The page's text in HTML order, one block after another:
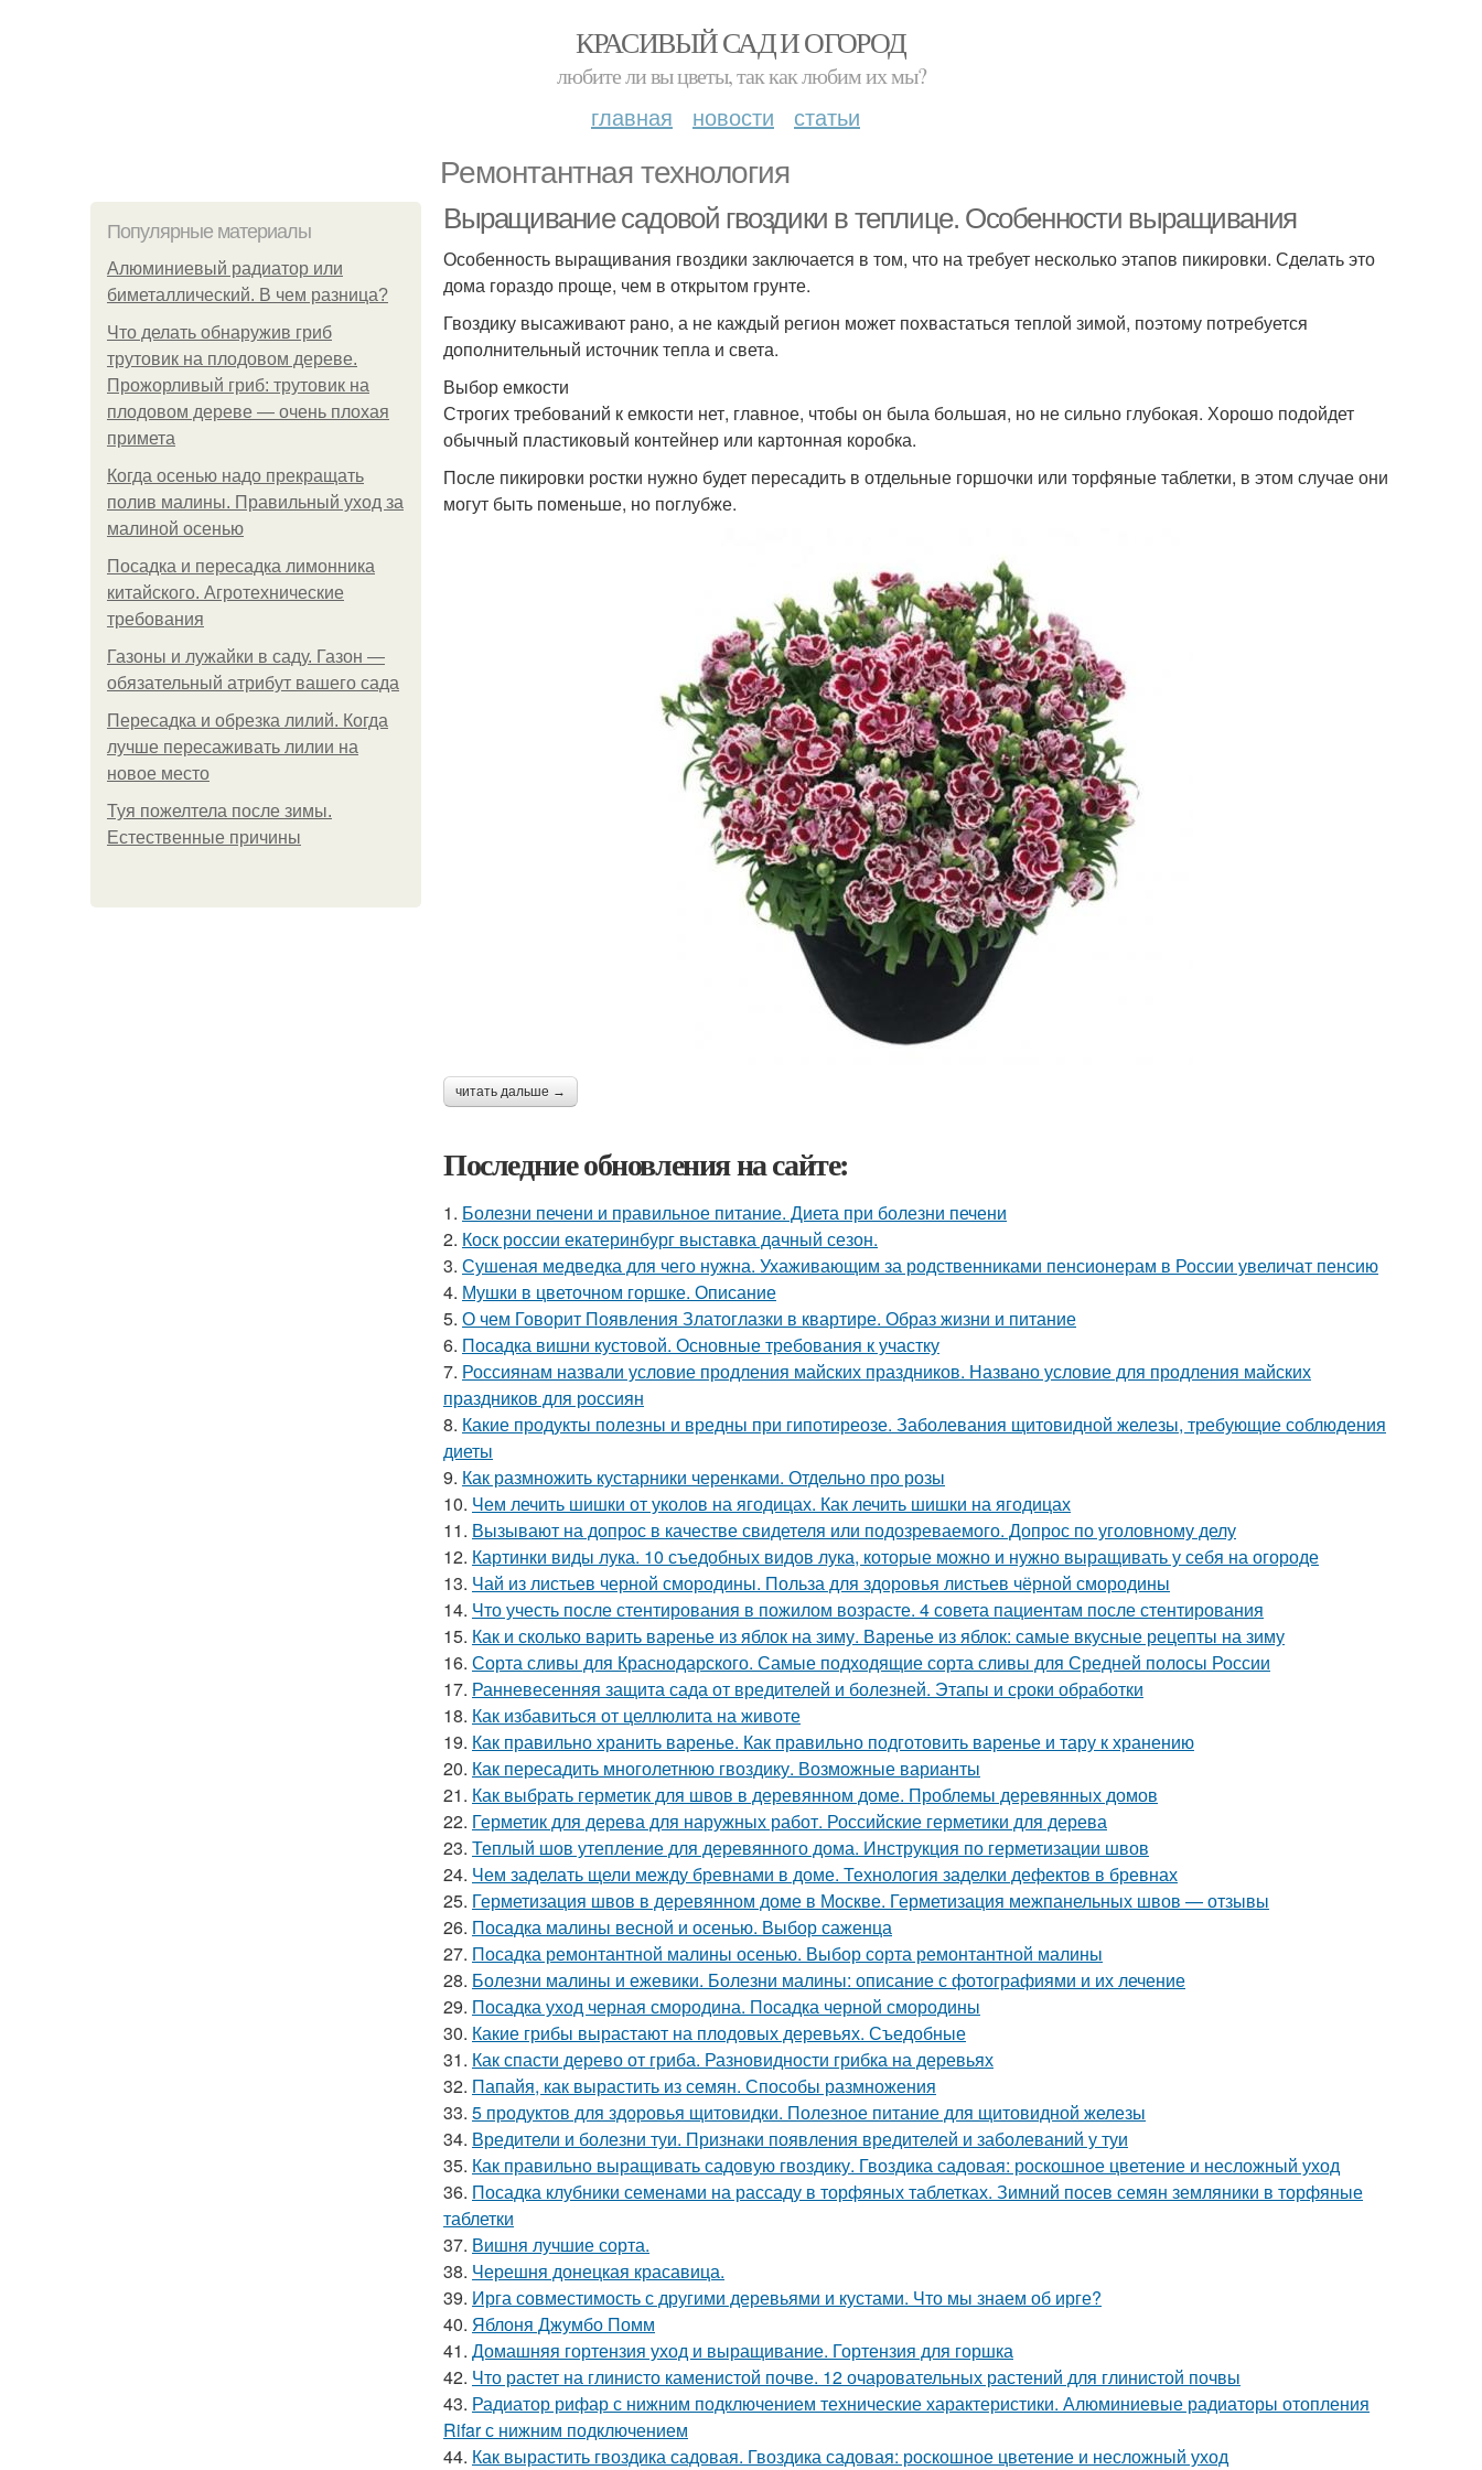
КРАСИВЫЙ САД И ОГОРОД
любите ли вы цветы, так как любим их мы?
главная новости статьи
Ремонтантная технология
Популярные материалы
Алюминиевый радиатор или
биметаллический. В чем разница?
Что делать обнаружив гриб
трутовик на плодовом дереве.
Прожорливый гриб: трутовик на
плодовом дереве — очень плохая
примета
Когда осенью надо прекращать
полив малины. Правильный уход за
малиной осенью
Посадка и пересадка лимонника
китайского. Агротехнические
требования
Газоны и лужайки в саду. Газон —
обязательный атрибут вашего сада
Пересадка и обрезка лилий. Когда
лучше пересаживать лилии на
новое место
Туя пожелтела после зимы.
Естественные причины
Выращивание садовой гвоздики в теплице. Особенности выращивания
Особенность выращивания гвоздики заключается в том, что на требует несколько этапов пикировки. Сделать это
дома гораздо проще, чем в открытом грунте.
Гвоздику высаживают рано, а не каждый регион может похвастаться теплой зимой, поэтому потребуется
дополнительный источник тепла и света.
Выбор емкости
Строгих требований к емкости нет, главное, чтобы он была большая, но не сильно глубокая. Хорошо подойдет
обычный пластиковый контейнер или картонная коробка.
После пикировки ростки нужно будет пересадить в отдельные горшочки или торфяные таблетки, в этом случае они
могут быть поменьше, но поглубже.
читать дальше →
Последние обновления на сайте:
1. Болезни печени и правильное питание. Диета при болезни печени
2. Коск россии екатеринбург выставка дачный сезон.
3. Сушеная медведка для чего нужна. Ухаживающим за родственниками пенсионерам в России увеличат пенсию
4. Мушки в цветочном горшке. Описание
5. О чем Говорит Появления Златоглазки в квартире. Образ жизни и питание
6. Посадка вишни кустовой. Основные требования к участку
7. Россиянам назвали условие продления майских праздников. Названо условие для продления майских
праздников для россиян
8. Какие продукты полезны и вредны при гипотиреозе. Заболевания щитовидной железы, требующие соблюдения
диеты
9. Как размножить кустарники черенками. Отдельно про розы
10. Чем лечить шишки от уколов на ягодицах. Как лечить шишки на ягодицах
11. Вызывают на допрос в качестве свидетеля или подозреваемого. Допрос по уголовному делу
12. Картинки виды лука. 10 съедобных видов лука, которые можно и нужно выращивать у себя на огороде
13. Чай из листьев черной смородины. Польза для здоровья листьев чёрной смородины
14. Что учесть после стентирования в пожилом возрасте. 4 совета пациентам после стентирования
15. Как и сколько варить варенье из яблок на зиму. Варенье из яблок: самые вкусные рецепты на зиму
16. Сорта сливы для Краснодарского. Самые подходящие сорта сливы для Средней полосы России
17. Ранневесенняя защита сада от вредителей и болезней. Этапы и сроки обработки
18. Как избавиться от целлюлита на животе
19. Как правильно хранить варенье. Как правильно подготовить варенье и тару к хранению
20. Как пересадить многолетнюю гвоздику. Возможные варианты
21. Как выбрать герметик для швов в деревянном доме. Проблемы деревянных домов
22. Герметик для дерева для наружных работ. Российские герметики для дерева
23. Теплый шов утепление для деревянного дома. Инструкция по герметизации швов
24. Чем заделать щели между бревнами в доме. Технология заделки дефектов в бревнах
25. Герметизация швов в деревянном доме в Москве. Герметизация межпанельных швов — отзывы
26. Посадка малины весной и осенью. Выбор саженца
27. Посадка ремонтантной малины осенью. Выбор сорта ремонтантной малины
28. Болезни малины и ежевики. Болезни малины: описание с фотографиями и их лечение
29. Посадка уход черная смородина. Посадка черной смородины
30. Какие грибы вырастают на плодовых деревьях. Съедобные
31. Как спасти дерево от гриба. Разновидности грибка на деревьях
32. Папайя, как вырастить из семян. Способы размножения
33. 5 продуктов для здоровья щитовидки. Полезное питание для щитовидной железы
34. Вредители и болезни туи. Признаки появления вредителей и заболеваний у туи
35. Как правильно выращивать садовую гвоздику. Гвоздика садовая: роскошное цветение и несложный уход
36. Посадка клубники семенами на рассаду в торфяных таблетках. Зимний посев семян земляники в торфяные
таблетки
37. Вишня лучшие сорта.
38. Черешня донецкая красавица.
39. Ирга совместимость с другими деревьями и кустами. Что мы знаем об ирге?
40. Яблоня Джумбо Помм
41. Домашняя гортензия уход и выращивание. Гортензия для горшка
42. Что растет на глинисто каменистой почве. 12 очаровательных растений для глинистой почвы
43. Радиатор рифар с нижним подключением технические характеристики. Алюминиевые радиаторы отопления
Rifar с нижним подключением
44. Как вырастить гвоздика садовая. Гвоздика садовая: роскошное цветение и несложный уход